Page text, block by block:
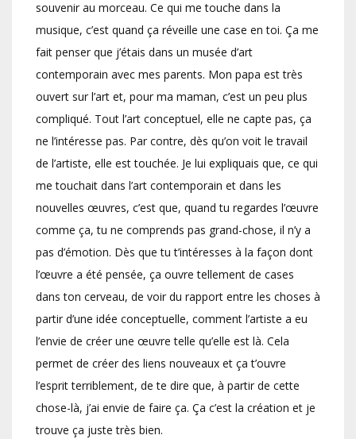
souvenir au morceau. Ce qui me touche dans la
musique, c’est quand ça réveille une case en toi. Ça me
fait penser que j’étais dans un musée d’art
contemporain avec mes parents. Mon papa est très
ouvert sur l’art et, pour ma maman, c’est un peu plus
compliqué. Tout l’art conceptuel, elle ne capte pas, ça
ne l’intéresse pas. Par contre, dès qu’on voit le travail
de l’artiste, elle est touchée. Je lui expliquais que, ce qui
me touchait dans l’art contemporain et dans les
nouvelles œuvres, c’est que, quand tu regardes l’œuvre
comme ça, tu ne comprends pas grand-chose, il n’y a
pas d’émotion. Dès que tu t’intéresses à la façon dont
l’œuvre a été pensée, ça ouvre tellement de cases
dans ton cerveau, de voir du rapport entre les choses à
partir d’une idée conceptuelle, comment l’artiste a eu
l’envie de créer une œuvre telle qu’elle est là. Cela
permet de créer des liens nouveaux et ça t’ouvre
l’esprit terriblement, de te dire que, à partir de cette
chose-là, j’ai envie de faire ça. Ça c’est la création et je
trouve ça juste très bien.